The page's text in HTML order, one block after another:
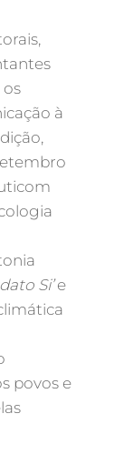
os
à
Si’e
povos e